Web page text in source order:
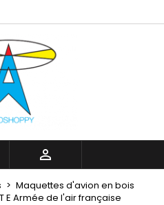

Maquettes d'avion en bois
E Armée de l'air française
pour ajouter des produits à